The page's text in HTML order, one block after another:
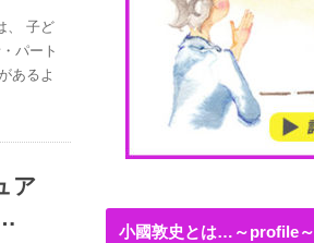
、 子ど
パート
あるよ
ア
小國敦史とは…～profile～